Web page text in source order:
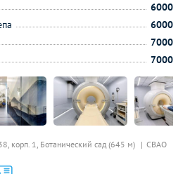
корп. 1, Ботанический сад (645 м) СВАО
6000
6000
7000
7000